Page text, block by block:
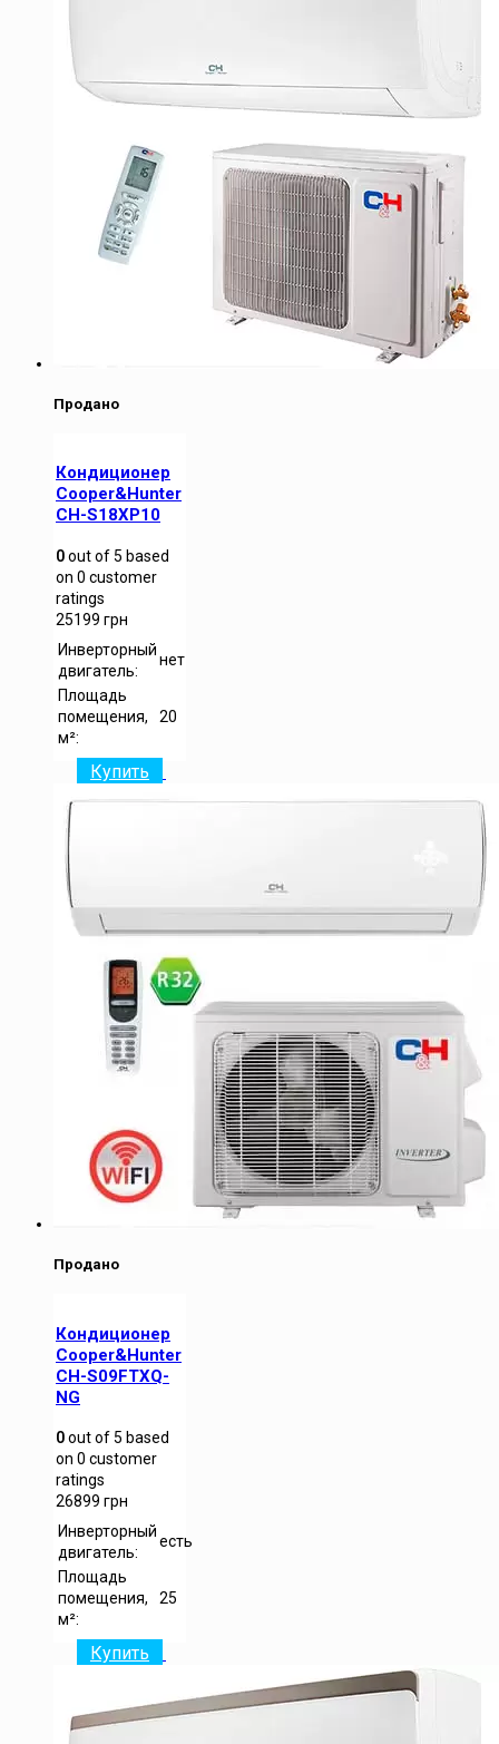
Продано
Кондиционер
Cooper&Hunter
CH-S18XP10
0out of5 based
on 0 customer
ratings
25199 грн
Инверторный
двигатель:
нет
Площадь
помещения,
м²:
20
Купить
Продано
Кондиционер
Cooper&Hunter
CH-S09FTXQ-
NG
0out of5 based
on 0 customer
ratings
26899 грн
Инверторный
двигатель:
есть
Площадь
помещения,
м²:
25
Купить